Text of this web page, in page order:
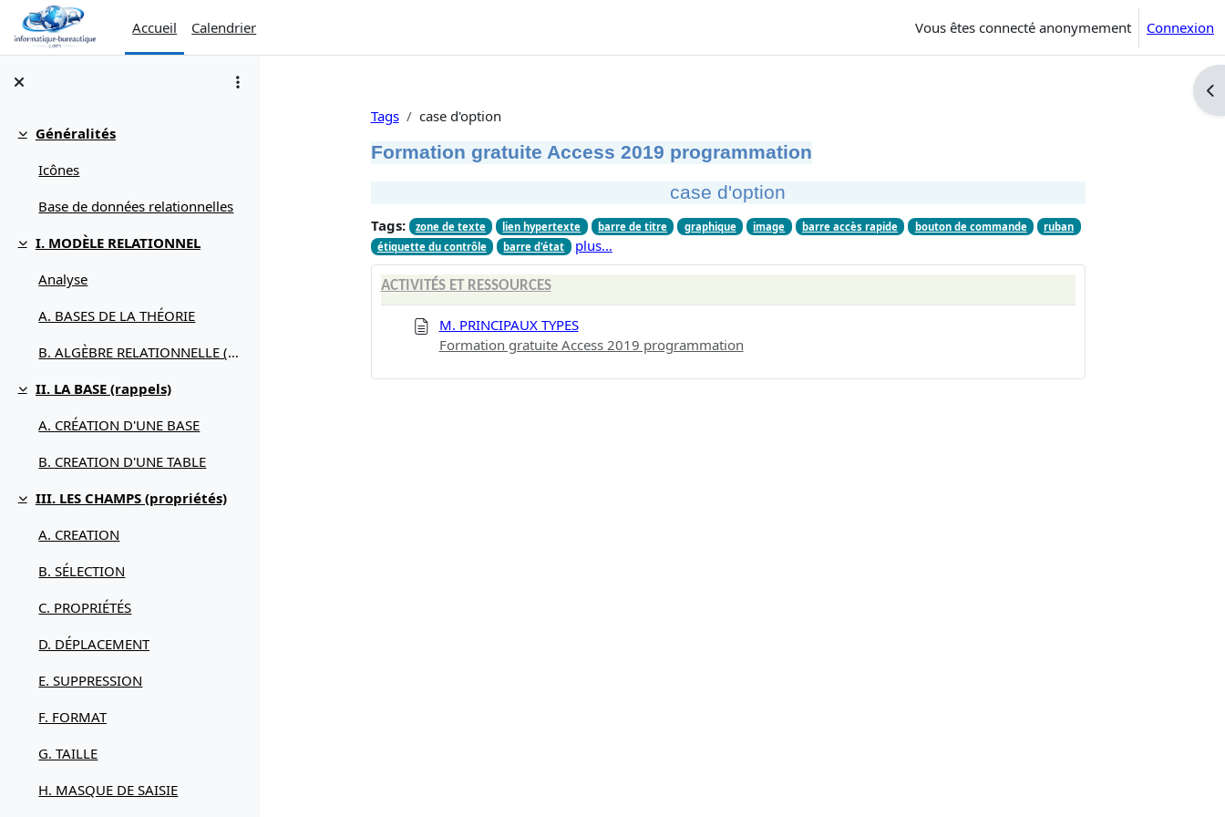
Passer au contenu principal
Accueil
Calendrier Vous êtes connecté anonymement Connexion
Replier
Généralités
Icônes
Base de données relationnelles
Replier
I. MODÈLE RELATIONNEL
Analyse
A. BASES DE LA THÉORIE
B. ALGÈBRE RELATIONNELLE (débuter avec)
Replier
II. LA BASE (rappels)
A. CRÉATION D'UNE BASE
B. CREATION D'UNE TABLE
Replier
III. LES CHAMPS (propriétés)
A. CREATION
B. SÉLECTION
C. PROPRIÉTÉS
D. DÉPLACEMENT
E. SUPPRESSION
F. FORMAT
G. TAILLE
H. MASQUE DE SAISIE
Tags
case d'option
Formation gratuite Access 2019 programmation
case d'option
Tags: zone de texte lien hypertexte barre de titre graphique image barre accès rapide bouton de commande
ruban
étiquette du contrôle
barre d'état plus…
ACTIVITÉS ET RESSOURCES
M. PRINCIPAUX TYPES
Formation gratuite Access 2019 programmation